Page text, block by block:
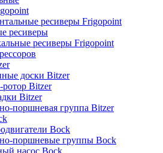
ресиверы Frigopoint
ресиверы
ресиверы Frigopoint
доски Bitzer
ротор Bitzer
Bitzer
поршневая группа Bitzer
Bock
поршневые группы Bock
насос Bock